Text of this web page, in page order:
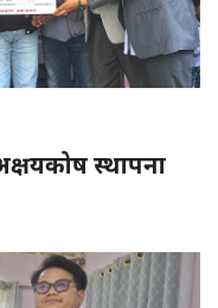
स्थापना